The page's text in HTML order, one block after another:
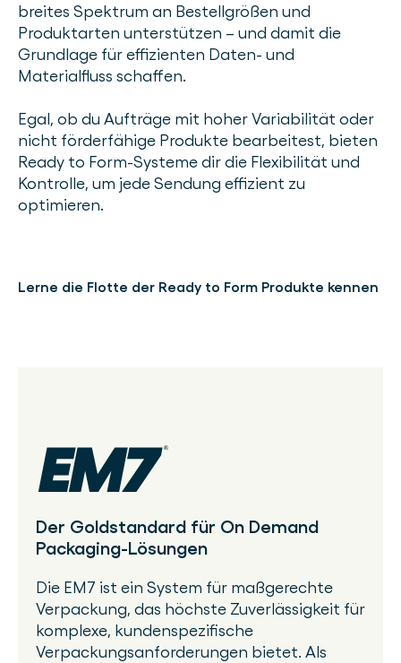
breites Spektrum an Bestellgrößen und
Produktarten unterstützen – und damit die
Grundlage für effizienten Daten- und
Materialfluss schaffen.
Egal, ob du Aufträge mit hoher Variabilität oder
nicht förderfähige Produkte bearbeitest, bieten
Ready to Form-Systeme dir die Flexibilität und
Kontrolle, um jede Sendung effizient zu
optimieren.
Lerne die Flotte der Ready to Form Produkte kennen
Der Goldstandard für On Demand
Packaging-Lösungen
Die EM7 ist ein System für maßgerechte
Verpackung, das höchste Zuverlässigkeit für
komplexe, kundenspezifische
Verpackungsanforderungen bietet. Als